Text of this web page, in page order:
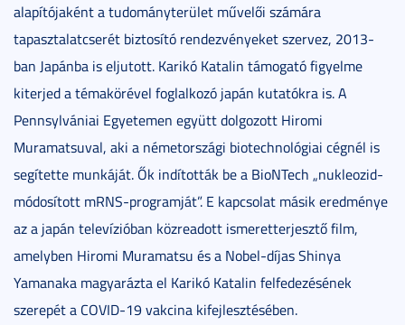
alapítójaként a tudományterület művelői számára
tapasztalatcserét biztosító rendezvényeket szervez, 2013-
ban Japánba is eljutott. Karikó Katalin támogató figyelme
kiterjed a témakörével foglalkozó japán kutatókra is. A
Pennsylvániai Egyetemen együtt dolgozott Hiromi
Muramatsuval, aki a németországi biotechnológiai cégnél is
segítette munkáját. Ők indították be a BioNTech „nukleozid-
módosított mRNS-programját”. E kapcsolat másik eredménye
az a japán televízióban közreadott ismeretterjesztő film,
amelyben Hiromi Muramatsu és a Nobel-díjas Shinya
Yamanaka magyarázta el Karikó Katalin felfedezésének
szerepét a COVID-19 vakcina kifejlesztésében.